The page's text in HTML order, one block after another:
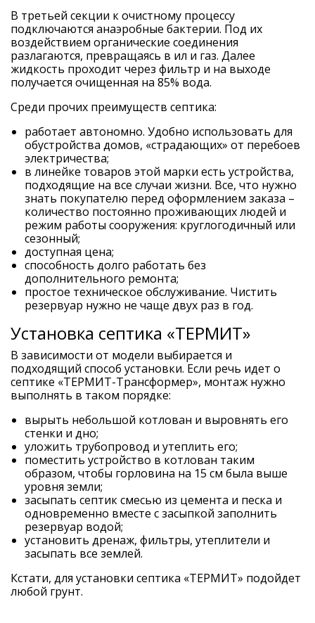
В третьей секции к очистному процессу
подключаются анаэробные бактерии. Под их
воздействием органические соединения
разлагаются, превращаясь в ил и газ. Далее
жидкость проходит через фильтр и на выходе
получается очищенная на 85% вода.
Среди прочих преимуществ септика:
работает автономно. Удобно использовать для
обустройства домов, «страдающих» от перебоев
электричества;
в линейке товаров этой марки есть устройства,
подходящие на все случаи жизни. Все, что нужно
знать покупателю перед оформлением заказа –
количество постоянно проживающих людей и
режим работы сооружения: круглогодичный или
сезонный;
доступная цена;
способность долго работать без
дополнительного ремонта;
простое техническое обслуживание. Чистить
резервуар нужно не чаще двух раз в год.
Установка септика «ТЕРМИТ»
В зависимости от модели выбирается и
подходящий способ установки. Если речь идет о
септике «ТЕРМИТ-Трансформер», монтаж нужно
выполнять в таком порядке:
вырыть небольшой котлован и выровнять его
стенки и дно;
уложить трубопровод и утеплить его;
поместить устройство в котлован таким
образом, чтобы горловина на 15 см была выше
уровня земли;
засыпать септик смесью из цемента и песка и
одновременно вместе с засыпкой заполнить
резервуар водой;
установить дренаж, фильтры, утеплители и
засыпать все землей.
Кстати, для установки септика «ТЕРМИТ» подойдет
любой грунт.